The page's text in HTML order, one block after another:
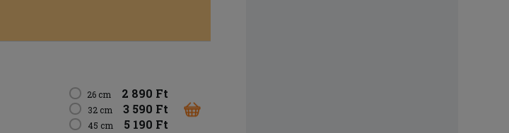
26 cm 2 890 Ft
32 cm 3 590 Ft
45 cm 5 190 Ft